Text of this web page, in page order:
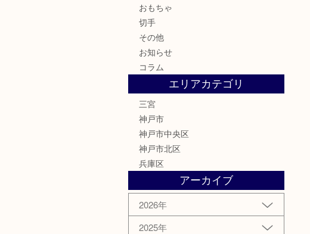
おもちゃ
切手
その他
お知らせ
コラム
エリアカテゴリ
三宮
神戸市
神戸市中央区
神戸市北区
兵庫区
アーカイブ
2026年
2025年